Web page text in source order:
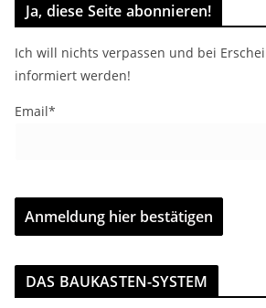
Ja, diese Seite abonnieren!
Ich will nichts verpassen und bei
informiert werden!
Email*
DAS BAUKASTEN-SYSTEM